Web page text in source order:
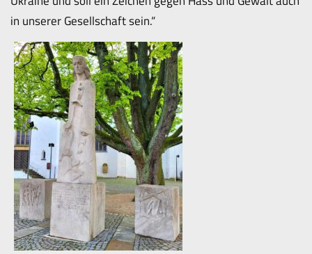
in unserer Gesellschaft sein.“